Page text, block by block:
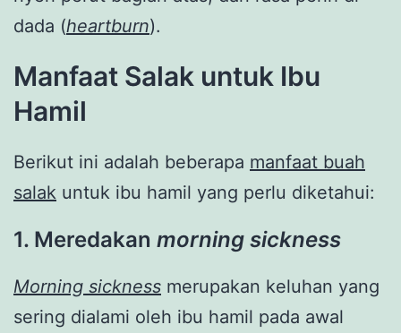
dada (heartburn).
Manfaat Salak untuk Ibu
Hamil
Berikut ini adalah beberapa manfaat buah
salak untuk ibu hamil yang perlu diketahui:
1. Meredakan morning sickness
Morning sickness merupakan keluhan yang
sering dialami oleh ibu hamil pada awal